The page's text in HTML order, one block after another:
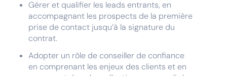
Gérer et qualifier les leads entrants, en
accompagnant les prospects de la première
prise de contact jusqu’à la signature du
contrat.
Adopter un rôle de conseiller de confiance
en comprenant les enjeux des clients et en